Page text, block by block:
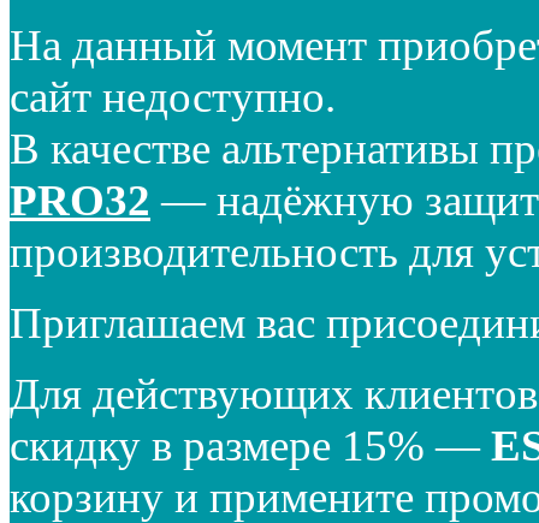
На данный момент
сайт недоступно.
В качестве альтернативы
PRO32 — надёжную
производительность для
Приглашаем вас
Для действующих
скидку в размере 15% —
корзину и примените